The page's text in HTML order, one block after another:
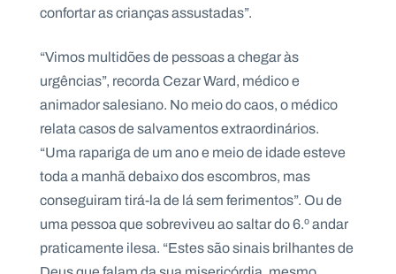
confortar as crianças assustadas”.
“Vimos multidões de pessoas a chegar às
urgências”, recorda Cezar Ward, médico e
animador salesiano. No meio do caos, o médico
relata casos de salvamentos extraordinários.
“Uma rapariga de um ano e meio de idade esteve
toda a manhã debaixo dos escombros, mas
conseguiram tirá-la de lá sem ferimentos”. Ou de
uma pessoa que sobreviveu ao saltar do 6.º andar
praticamente ilesa. “Estes são sinais brilhantes de